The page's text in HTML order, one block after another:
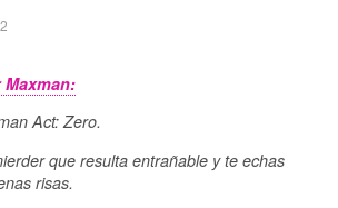
Act: Zero.
que resulta entrañable y te echas
risas.